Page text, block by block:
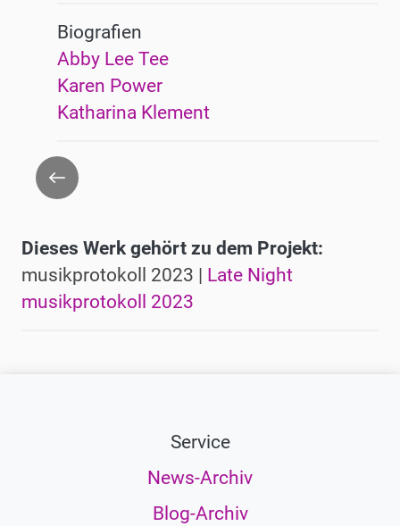
Biografien
Abby Lee Tee
Karen Power
Katharina Klement
Zurück
Dieses Werk gehört zu dem Projekt:
musikprotokoll 2023 | Late Night
musikprotokoll 2023
Service
News-Archiv
Blog-Archiv